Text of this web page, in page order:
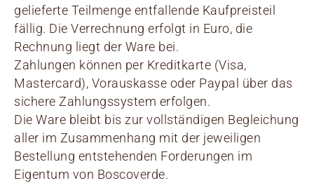
gelieferte Teilmenge entfallende Kaufpreisteil
fällig. Die Verrechnung erfolgt in Euro, die
Rechnung liegt der Ware bei.
Zahlungen können per Kreditkarte (Visa,
Mastercard), Vorauskasse oder Paypal über das
sichere Zahlungssystem erfolgen.
Die Ware bleibt bis zur vollständigen Begleichung
aller im Zusammenhang mit der jeweiligen
Bestellung entstehenden Forderungen im
Eigentum von Boscoverde.